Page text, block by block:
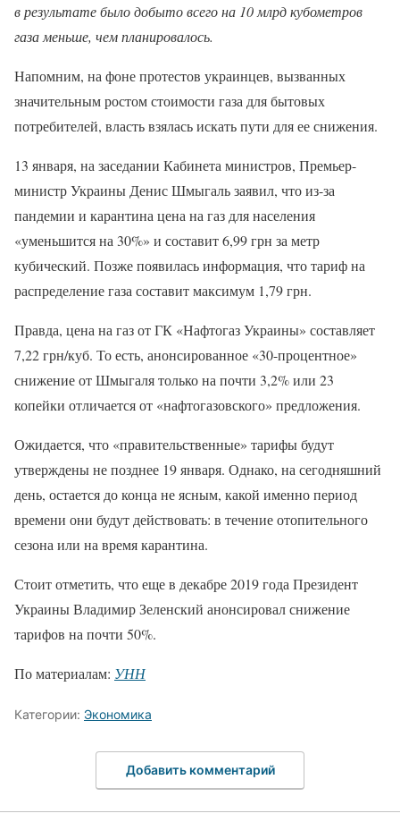
в результате было добыто всего на 10 млрд кубометров
газа меньше, чем планировалось.
Напомним, на фоне протестов украинцев, вызванных
значительным ростом стоимости газа для бытовых
потребителей, власть взялась искать пути для ее снижения.
13 января, на заседании Кабинета министров, Премьер-
министр Украины Денис Шмыгаль заявил, что из-за
пандемии и карантина цена на газ для населения
«уменьшится на 30%» и составит 6,99 грн за метр
кубический. Позже появилась информация, что тариф на
распределение газа составит максимум 1,79 грн.
Правда, цена на газ от ГК «Нафтогаз Украины» составляет
7,22 грн/куб. То есть, анонсированное «30-процентное»
снижение от Шмыгаля только на почти 3,2% или 23
копейки отличается от «нафтогазовского» предложения.
Ожидается, что «правительственные» тарифы будут
утверждены не позднее 19 января. Однако, на сегодняшний
день, остается до конца не ясным, какой именно период
времени они будут действовать: в течение отопительного
сезона или на время карантина.
Стоит отметить, что еще в декабре 2019 года Президент
Украины Владимир Зеленский анонсировал снижение
тарифов на почти 50%.
По материалам: УНН
Категории: Экономика
Добавить комментарий